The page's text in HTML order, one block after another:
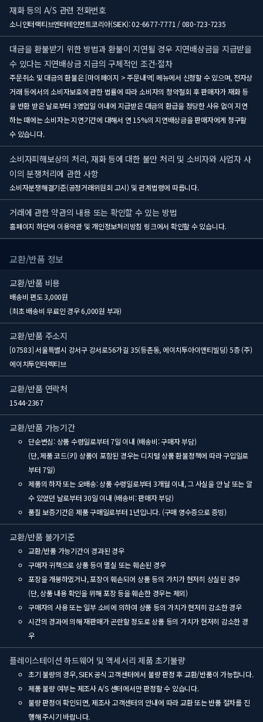
재화 등의 A/S 관련 전화번호
소니인터랙티브엔터테인먼트코리아(SIEK): 02-6677-7771 / 080-723-7235
대금을 환불받기 위한 방법과 환불이 지연될 경우 지연배상금을 지급받을
수 있다는 지연배상금 지급의 구체적인 조건·절차
주문취소 및 대금의 환불은 [마이페이지 > 주문내역] 메뉴에서 신청할 수 있으며, 전자상
거래 등에서의 소비자보호에 관한 법률에 따라 소비자의 청약철회 후 판매자가 재화 등
을 반환 받은 날로부터 3영업일 이내에 지급받은 대금의 환급을 정당한 사유 없이 지연
하는 때에는 소비자는 지연기간에 대해서 연 15%의 지연배상금을 판매자에게 청구할
수 있습니다.
소비자피해보상의 처리, 재화 등에 대한 불만 처리 및 소비자와 사업자 사
이의 분쟁처리에 관한 사항
소비자분쟁해결기준(공정거래위원회 고시) 및 관계법령에 따릅니다.
거래에 관한 약관의 내용 또는 확인할 수 있는 방법
홈페이지 하단에 이용약관 및 개인정보처리방침 링크에서 확인할 수 있습니다.
교환/반품 정보
교환/반품 비용
배송비 편도 3,000원
(최초 배송비 무료인 경우 6,000원 부과)
교환/반품 주소지
[07583] 서울특별시 강서구 강서로56가길 35(등촌동, 에이치투아이앤티빌딩) 5층 (주)
에이치투인터렉티브
교환/반품 연락처
1544-2367
교환/반품 가능기간
단순변심: 상품 수령일로부터 7일 이내 (배송비: 구매자 부담)
(단, 제품 코드(키) 상품이 포함된 경우는 디지털 상품 환불정책에 따라 구입일로
부터 7일)
제품의 하자 또는 오배송: 상품 수령일로부터 3개월 이내, 그 사실을 안 날 또는 알
수 있었던 날로부터 30일 이내 (배송비: 판매자 부담)
품질 보증기간은 제품 구매일로부터 1년입니다. (구매 영수증으로 증빙)
교환/반품 불가기준
교환/반품 가능기간이 경과된 경우
구매자 귀책으로 상품 등이 멸실 또는 훼손된 경우
포장을 개봉하였거나, 포장이 훼손되어 상품 등의 가치가 현저히 상실된 경우
(단, 상품 내용 확인을 위해 포장 등을 훼손한 경우는 제외)
구매자의 사용 또는 일부 소비에 의하여 상품 등의 가치가 현저히 감소한 경우
시간의 경과에 의해 재판매가 곤란할 정도로 상품 등의 가치가 현저히 감소한 경
우
플레이스테이션 하드웨어 및 액세서리 제품 초기불량
초기 불량의 경우, SIEK 공식 고객센터에서 불량 판정 후 교환/반품이 가능합니다.
제품 불량 여부는 제조사 A/S 센터에서만 판정할 수 있습니다.
불량 판정이 확인되면, 제조사 고객센터의 안내에 따라 교환 또는 반품 절차를 진
행해 주시기 바랍니다.